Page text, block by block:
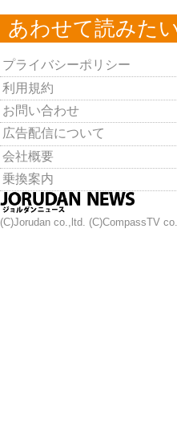
あわせて読みた
プライバシーポリシー
利用規約
お問い合わせ
広告配信について
会社概要
乗換案内
(C)Jorudan co.,ltd. (C)CompassTV